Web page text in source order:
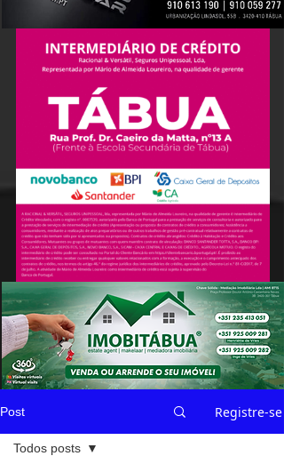
Post Registre-se
Todos posts